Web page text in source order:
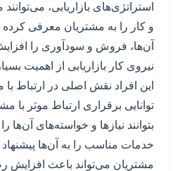
استراتژی‌های بازاریابی،
و کار را به مشتریان معرفی کرده و
آن‌ها، فروش و سودآوری را
نیروی کار بازاریابی از اهمیت
این افراد نقش اصلی در ارتباط با
توانایی برقراری ارتباط موثر با
بتوانند نیازها و خواسته‌های آن‌ها
خدمات مناسب را به آن‌ها پیشنهاد
مشتریان می‌تواند باعث افزایش